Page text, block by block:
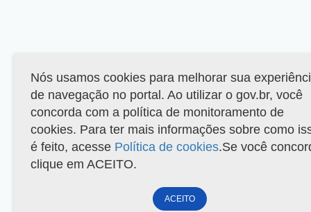
Nós usamos cookies para melhorar sua
de navegação no portal. Ao utilizar o gov.br, você
concorda com a política de monitoramento de
cookies. Para ter mais informações sobre como
é feito, acesse Política de cookies.Se você
clique em ACEITO.
ACEITO